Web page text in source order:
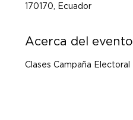
170170, Ecuador
Acerca del evento
Clases Campaña Electoral